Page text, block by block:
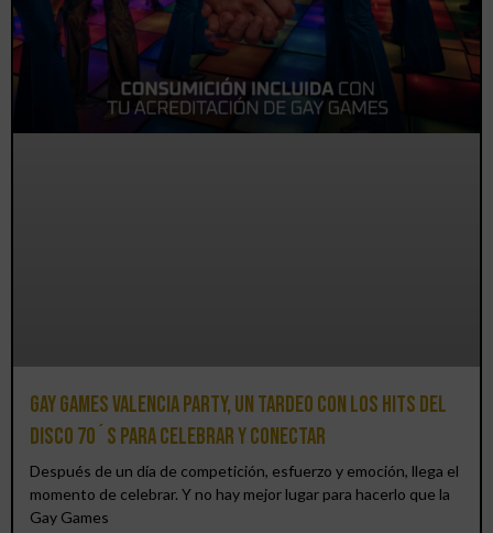
Gay Games Valencia Party, un tardeo con los hits del
DISCO 70´S para celebrar y conectar
Después de un día de competición, esfuerzo y emoción, llega el
momento de celebrar. Y no hay mejor lugar para hacerlo que la
Gay Games